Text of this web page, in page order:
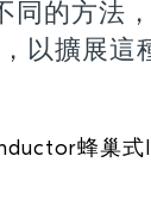
同的方法
以擴展這
蜂巢式